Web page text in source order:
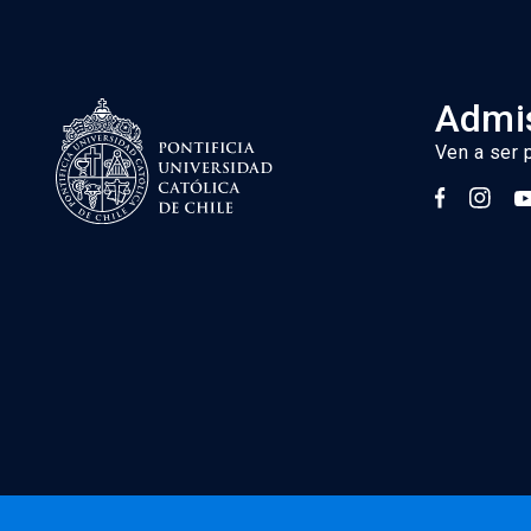
Ven a ser